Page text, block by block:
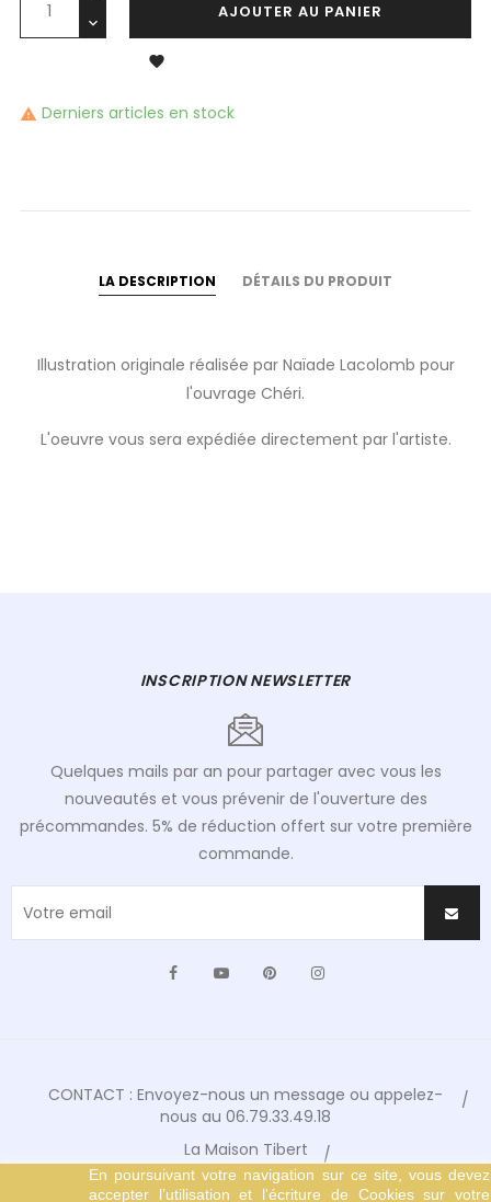
AJOUTER AU PANIER

 Derniers articles en stock
LA DESCRIPTION DÉTAILS DU PRODUIT
Illustration originale réalisée par Naïade Lacolomb pour
l'ouvrage Chéri.
L'oeuvre vous sera expédiée directement par l'artiste.
INSCRIPTION NEWSLETTER
Quelques mails par an pour partager avec vous les
nouveautés et vous prévenir de l'ouverture des
précommandes. 5% de réduction offert sur votre première
commande.
FacebookYouTubePinterest
CONTACT : Envoyez-nous un message ou appelez-
nous au 06.79.33.49.18
La Maison Tibert
Conditions Générales de Vente
En poursuivant votre navigation sur ce site, vous devez
accepter l’utilisation et l'écriture de Cookies sur votre